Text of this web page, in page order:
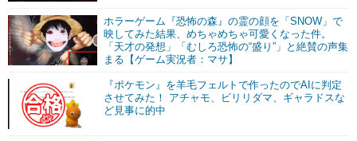
ホラーゲーム『恐怖の森』の霊の顔を「SNOW」で
映してみた結果、めちゃめちゃ可愛くなった件。
「天才の発想」「むしろ恐怖の“盛り”」と絶賛の声集
まる【ゲーム実況者：マサ】
『ポケモン』を羊毛フェルトで作ったのでAIに判定
させてみた！ アチャモ、ビリリダマ、ギャラドスな
ど見事に的中